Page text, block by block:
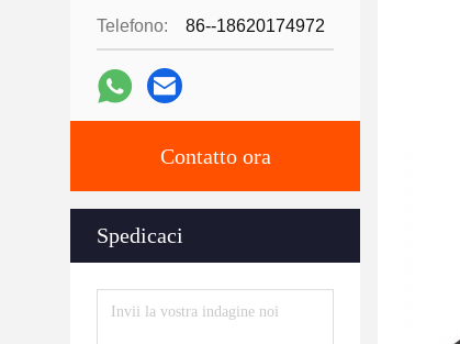
Telefono: 86--18620174972
Contatto ora
Spedicaci